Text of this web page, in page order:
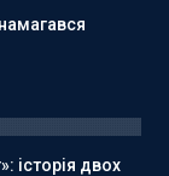
історія двох